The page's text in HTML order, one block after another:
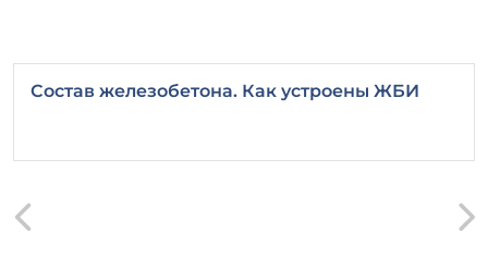
Состав железобетона. Как устроены ЖБИ